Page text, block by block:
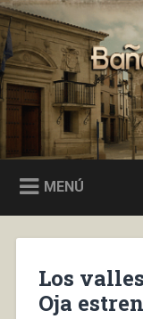
Saltar
al
contenido
Buscar
Baños de
MENÚ
Los
Oja